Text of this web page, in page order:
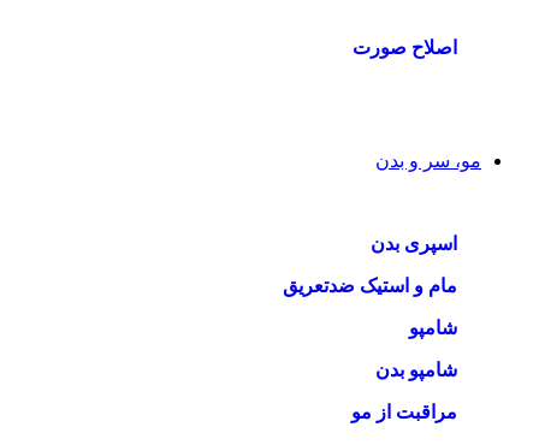
اصلاح صورت
مو، سر و بدن
اسپری بدن
مام و استیک ضدتعریق
شامپو
شامپو بدن
مراقبت از مو